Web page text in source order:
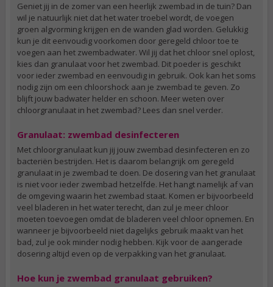
Geniet jij in de zomer van een heerlijk zwembad in de tuin? Dan
wil je natuurlijk niet dat het water troebel wordt, de voegen
groen algvorming krijgen en de wanden glad worden. Gelukkig
kun je dit eenvoudig voorkomen door geregeld chloor toe te
voegen aan het zwembadwater. Wil jij dat het chloor snel oplost,
kies dan granulaat voor het zwembad. Dit poeder is geschikt
voor ieder zwembad en eenvoudig in gebruik. Ook kan het soms
nodig zijn om een chloorshock aan je zwembad te geven. Zo
blijft jouw badwater helder en schoon. Meer weten over
chloorgranulaat in het zwembad? Lees dan snel verder.
Granulaat: zwembad desinfecteren
Met chloorgranulaat kun jij jouw zwembad desinfecteren en zo
bacteriën bestrijden. Het is daarom belangrijk om geregeld
granulaat in je zwembad te doen. De dosering van het granulaat
is niet voor ieder zwembad hetzelfde. Het hangt namelijk af van
de omgeving waarin het zwembad staat. Komen er bijvoorbeeld
veel bladeren in het water terecht, dan zul je meer chloor
moeten toevoegen omdat de bladeren veel chloor opnemen. En
wanneer je bijvoorbeeld niet dagelijks gebruik maakt van het
bad, zul je ook minder nodig hebben. Kijk voor de aangerade
dosering altijd even op de verpakking van het granulaat.
Hoe kun je zwembad granulaat gebruiken?